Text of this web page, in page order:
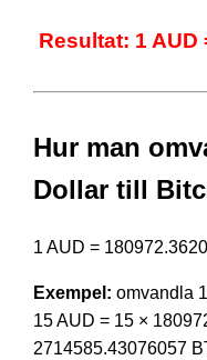
Resultat: 1 AUD
Hur man
Dollar till
1 AUD =
Exempel: omvandla
15 AUD = 15 ×
2714585.43076057